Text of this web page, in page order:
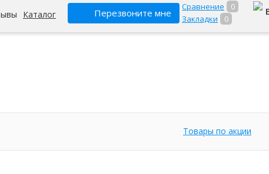
Каталог Перезвоните мне
Сравнение
0
Закладки
0
Товары по акции